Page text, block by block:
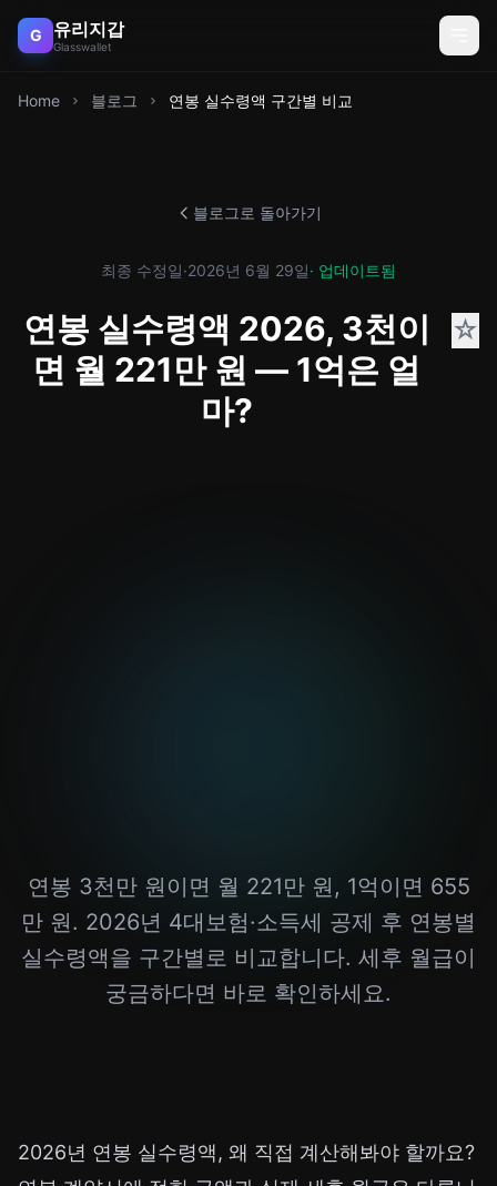
G 유리지갑
Glasswallet
Home 블로그 연봉 실수령액 구간별 비교
블로그로 돌아가기
최종 수정일·2026년 6월 29일· 업데이트됨
연봉 실수령액 2026, 3천이
면 월 221만 원 — 1억은 얼
마?
☆
연봉 3천만 원이면 월 221만 원, 1억이면 655
만 원. 2026년 4대보험·소득세 공제 후 연봉별
실수령액을 구간별로 비교합니다. 세후 월급이
궁금하다면 바로 확인하세요.
2026년 연봉 실수령액, 왜 직접 계산해봐야 할까요?